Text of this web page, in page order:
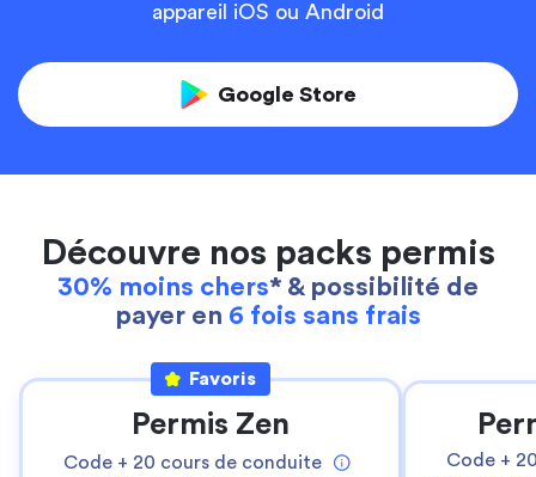
appareil iOS ou Android
Google Store
Découvre nos packs permis
30% moins chers* & possibilité de
payer en 6 fois sans frais
Favoris
Permis Zen
Code + 20 cours de conduite
Code +